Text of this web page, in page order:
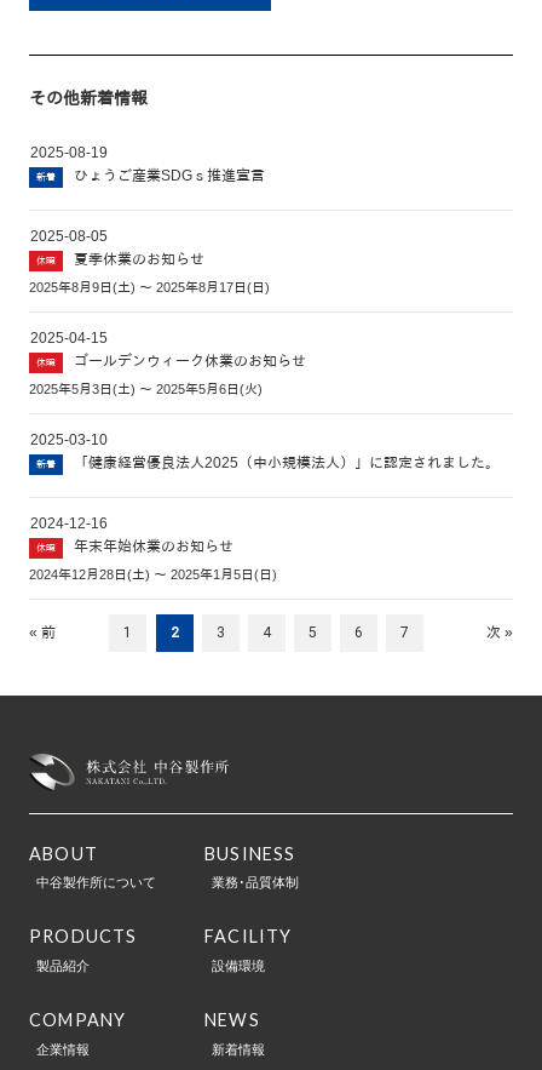
その他新着情報
2025-08-19
新着 ひょうご産業SDGｓ推進宣言
2025-08-05
休暇 夏季休業のお知らせ
2025年8月9日(土) ～ 2025年8月17日(日)
2025-04-15
休暇 ゴールデンウィーク休業のお知らせ
2025年5月3日(土) ～ 2025年5月6日(火)
2025-03-10
新着 「健康経営優良法人2025（中小規模法人）」に認定されました。
2024-12-16
休暇 年末年始休業のお知らせ
2024年12月28日(土) ～ 2025年1月5日(日)
« 前 1 2 3 4 5 6 7 次 »
ABOUT
中谷製作所について
PRODUCTS
製品紹介
BUSINESS
業務･品質体制
FACILITY
設備環境
COMPANY
企業情報
NEWS
新着情報